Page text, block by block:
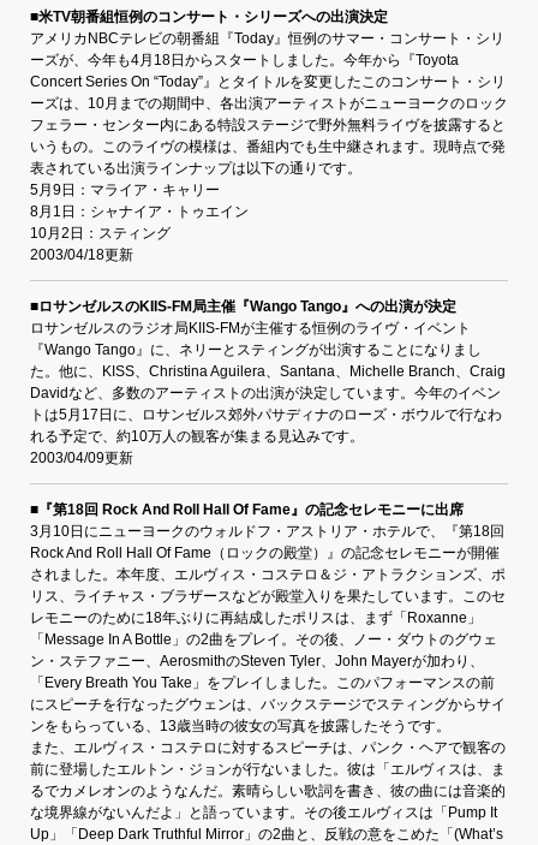
■米TV朝番組恒例のコンサート・シリーズへの出演決定
アメリカNBCテレビの朝番組『Today』恒例のサマー・コンサート・シリ
ーズが、今年も4月18日からスタートしました。今年から『Toyota
Concert Series On “Today”』とタイトルを変更したこのコンサート・シリ
ーズは、10月までの期間中、各出演アーティストがニューヨークのロック
フェラー・センター内にある特設ステージで野外無料ライヴを披露すると
いうもの。このライヴの模様は、番組内でも生中継されます。現時点で発
表されている出演ラインナップは以下の通りです。
5月9日：マライア・キャリー
8月1日：シャナイア・トゥエイン
10月2日：スティング
2003/04/18更新
■ロサンゼルスのKIIS-FM局主催『Wango Tango』への出演が決定
ロサンゼルスのラジオ局KIIS-FMが主催する恒例のライヴ・イベント
『Wango Tango』に、ネリーとスティングが出演することになりまし
た。他に、KISS、Christina Aguilera、Santana、Michelle Branch、Craig
Davidなど、多数のアーティストの出演が決定しています。今年のイベン
トは5月17日に、ロサンゼルス郊外パサディナのローズ・ボウルで行なわ
れる予定で、約10万人の観客が集まる見込みです。
2003/04/09更新
■『第18回 Rock And Roll Hall Of Fame』の記念セレモニーに出席
3月10日にニューヨークのウォルドフ・アストリア・ホテルで、『第18回
Rock And Roll Hall Of Fame（ロックの殿堂）』の記念セレモニーが開催
されました。本年度、エルヴィス・コステロ＆ジ・アトラクションズ、ポ
リス、ライチャス・ブラザースなどが殿堂入りを果たしています。このセ
レモニーのために18年ぶりに再結成したポリスは、まず「Roxanne」
「Message In A Bottle」の2曲をプレイ。その後、ノー・ダウトのグウェ
ン・ステファニー、AerosmithのSteven Tyler、John Mayerが加わり、
「Every Breath You Take」をプレイしました。このパフォーマンスの前
にスピーチを行なったグウェンは、バックステージでスティングからサイ
ンをもらっている、13歳当時の彼女の写真を披露したそうです。
また、エルヴィス・コステロに対するスピーチは、パンク・ヘアで観客の
前に登場したエルトン・ジョンが行ないました。彼は「エルヴィスは、ま
るでカメレオンのようなんだ。素晴らしい歌詞を書き、彼の曲には音楽的
な境界線がないんだよ」と語っています。その後エルヴィスは「Pump It
Up」「Deep Dark Truthful Mirror」の2曲と、反戦の意をこめた「(What’s